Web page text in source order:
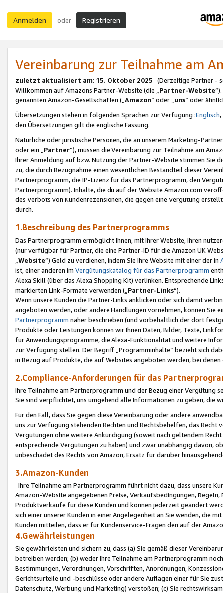
Anmelden oder Registrieren
Vereinbarung zur Teilnahme am
zuletzt aktualisiert am: 15. Oktober 2025 (Derzeitige Partner -
Willkommen auf Amazons Partner-Website (die „Partner-Website
genannten Amazon-Gesellschaften („Amazon“ oder „uns“ oder
Übersetzungen stehen in folgenden Sprachen zur Verfügung :Englisch,
den Übersetzungen gilt die englische Fassung.
Natürliche oder juristische Personen, die an unserem Marketing-
oder ein „Partner“), müssen die Vereinbarung zur Teilnahme am
Ihrer Anmeldung auf bzw. Nutzung der Partner-Website stimmen Sie
zu, die durch Bezugnahme einen wesentlichen Bestandteil dieser
Partnerprogramm, die IP-Lizenz für das Partnerprogramm, den
Partnerprogramm). Inhalte, die du auf der Website Amazon.com
des Verbots von Kundenrezensionen, die gegen eine Vergütung
durch.
1.Beschreibung des Partnerprogramms
Das Partnerprogramm ermöglicht Ihnen, mit Ihrer Website, Ihren
(nur verfügbar für Partner, die eine Partner-ID für die Amazon UK
Website“) Geld zu verdienen, indem Sie Ihre Website mit einer der in
ist, einer anderen im Vergütungskatalog für das Partnerprogramm
Alexa Skill (über das Alexa Shopping Kit) verlinken. Entsprechende
markierten Link-Formate verwenden („ Partner-Links“).
Wenn unsere Kunden die Partner-Links anklicken oder sich damit
angeboten werden, oder andere Handlungen vornehmen, können Sie
Partnerprogramm näher beschrieben (und vorbehaltlich der dort
Produkte oder Leistungen können wir Ihnen Daten, Bilder, Texte,
für Anwendungsprogramme, die Alexa-Funktionalität und weitere
zur Verfügung stellen. Der Begriff „Programminhalte“ bezieht sich
in Bezug auf Produkte, die auf Websites angeboten werden, bei
2.Compliance-Anforderungen für das
Ihre Teilnahme am Partnerprogramm und der Bezug einer Vergütung
Sie sind verpflichtet, uns umgehend alle Informationen zu geben, die
Für den Fall, dass Sie gegen diese Vereinbarung oder andere
uns zur Verfügung stehenden Rechten und Rechtsbehelfen, das
Vergütungen ohne weitere Ankündigung (soweit nach geltendem
entsprechende Vergütungen zu haben) und zwar unabhängig davon,
unbeschadet des Rechts von Amazon, Ersatz für darüber
3.Amazon-Kunden
Ihre Teilnahme am Partnerprogramm führt nicht dazu, dass unsere
Amazon-Website angegebenen Preise, Verkaufsbedingungen,
Produktverkäufe für diese Kunden und können jederzeit geändert
sich einer unserer Kunden in einer Angelegenheit an Sie wenden, die
Kunden mitteilen, dass er für Kundenservice-Fragen den auf der
4.Gewährleistungen
Sie gewährleisten und sichern zu, dass (a) Sie gemäß dieser
betreiben werden; (b) weder Ihre Teilnahme am Partnerprogramm
Bestimmungen, Verordnungen, Vorschriften, Anordnungen,
Gerichtsurteile und -beschlüsse oder andere Auflagen einer für Sie
Datenschutz, Werbung und Marketing) verstoßen; (c) Sie